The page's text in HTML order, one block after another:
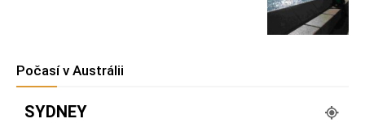
Počasí v Austrálii
SYDNEY